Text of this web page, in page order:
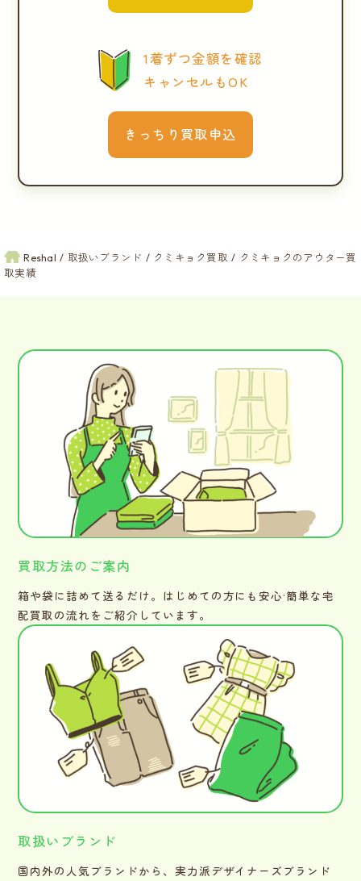
1着ずつ金額を確認
キャンセルもOK
きっちり買取申込
Reshal 取扱いブランド クミキョク買取
クミキョクのアウター買
取実績
買取方法のご案内
箱や袋に詰めて送るだけ。はじめての方にも安心·簡単な宅
配買取の流れをご紹介しています。
取扱いブランド
国内外の人気ブランドから、実力派デザイナーズブランド